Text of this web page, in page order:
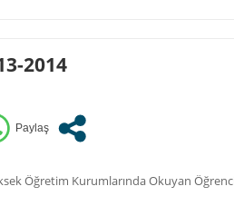
2014
Öğretim Kurumlarında Okuyan